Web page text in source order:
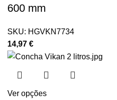
600 mm
SKU: HGVKN7734
14,97 €
Ver opções